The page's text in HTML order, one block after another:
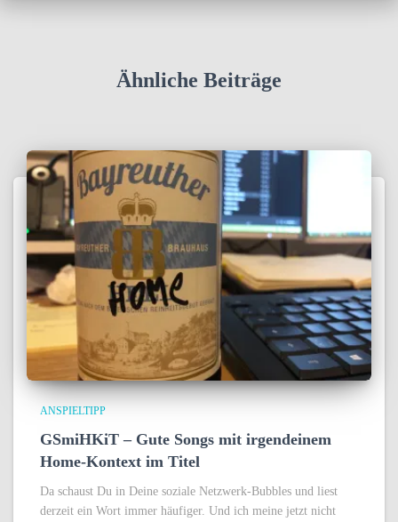
Ähnliche Beiträge
ANSPIELTIPP
GSmiHKiT – Gute Songs mit irgendeinem
Home-Kontext im Titel
Da schaust Du in Deine soziale Netzwerk-Bubbles und liest
derzeit ein Wort immer häufiger. Und ich meine jetzt nicht